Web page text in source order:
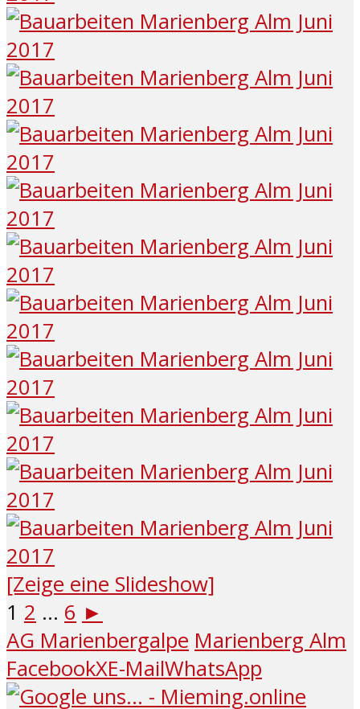
[Zeige eine Slideshow]
1 2 ... 6 ►
AG Marienbergalpe Marienberg Alm
FacebookXE-MailWhatsApp